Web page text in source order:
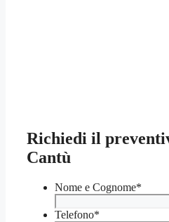
Richiedi il
Cantù
Nome e Cognome*
Telefono*